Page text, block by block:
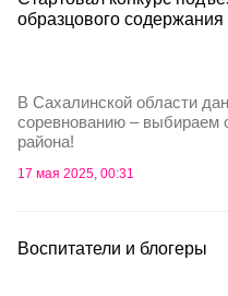
образцового содержания
В Сахалинской области
соревнованию – выбираем
района!
17 мая 2025, 00:31
Воспитатели и блогеры